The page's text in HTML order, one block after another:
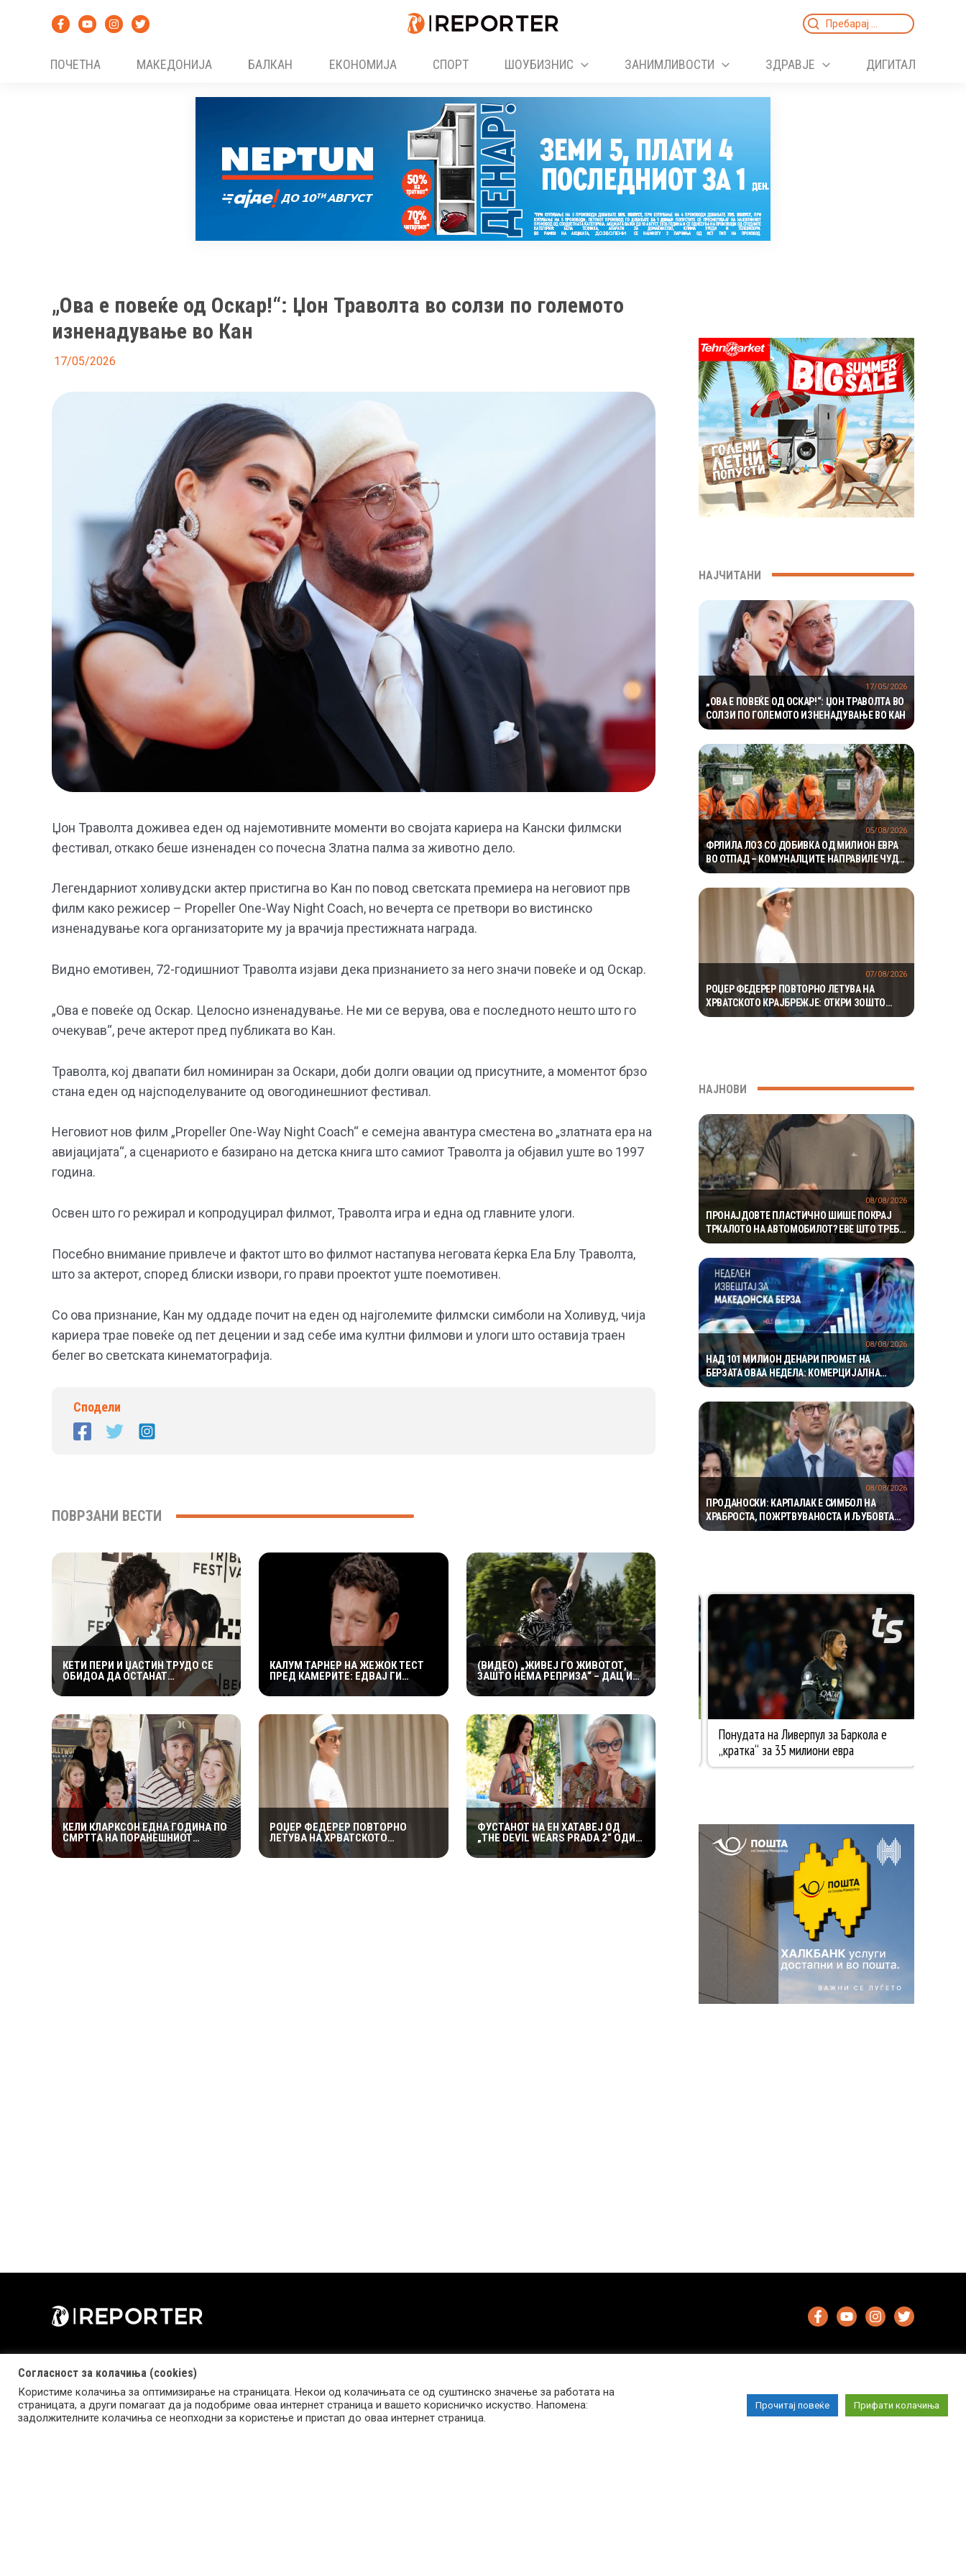
Search
ПОЧЕТНА
МАКЕДОНИЈА БАЛКАН ЕКОНОМИЈА СПОРТ ШОУБИЗНИС ЗАНИМЛИВОСТИ ЗДРАВЈЕ ДИГИТАЛ
„Ова е повеќе од Оскар!“: Џон Траволта во солзи по големото
изненадување во Кан
17/05/2026
Џон Траволта доживеа еден од најемотивните моменти во својата кариера на Кански филмски
фестивал, откако беше изненаден со почесна Златна палма за животно дело.
Легендарниот холивудски актер пристигна во Кан по повод светската премиера на неговиот прв
филм како режисер – Propeller One-Way Night Coach, но вечерта се претвори во вистинско
изненадување кога организаторите му ја врачија престижната награда.
Видно емотивен, 72-годишниот Траволта изјави дека признанието за него значи повеќе и од Оскар.
„Ова е повеќе од Оскар. Целосно изненадување. Не ми се верува, ова е последното нешто што го
очекував“, рече актерот пред публиката во Кан.
Траволта, кој двапати бил номиниран за Оскари, доби долги овации од присутните, а моментот брзо
стана еден од најсподелуваните од овогодинешниот фестивал.
Неговиот нов филм „Propeller One-Way Night Coach“ е семејна авантура сместена во „златната ера на
авијацијата“, а сценариото е базирано на детска книга што самиот Траволта ја објавил уште во 1997
година.
Освен што го режирал и копродуцирал филмот, Траволта игра и една од главните улоги.
Посебно внимание привлече и фактот што во филмот настапува неговата ќерка Ела Блу Траволта,
што за актерот, според блиски извори, го прави проектот уште поемотивен.
Со ова признание, Кан му оддаде почит на еден од најголемите филмски симболи на Холивуд, чија
кариера трае повеќе од пет децении и зад себе има култни филмови и улоги што оставија траен
белег во светската кинематографија.
Сподели
ПОВРЗАНИ ВЕСТИ
КЕТИ ПЕРИ И ЏАСТИН ТРУДО СЕ
ОБИДОА ДА ОСТАНАТ
НЕЗАБЕЛЕЖАНИ ВО КОТОР,
МЕШТАНИТЕ СО ДУХОВИТИ
ПРЕПОЗНАЛ“
КАЛУМ ТАРНЕР НА ЖЕЖОК ТЕСТ
ПРЕД КАМЕРИТЕ: ЕДВАЈ ГИ
ИЗДРЖА ЛУТИТЕ КРИЛЦА –
„УСТАТА МИ ГОРИ“
(ВИДЕО) „ЖИВЕЈ ГО ЖИВОТОТ,
ЗАШТО НЕМА РЕПРИЗА“ – ДАЦ И
АЛЕКСАНДАР СО МАРИЈАНА И
РОСАНА ЈА ПРЕТСТАВИЈА
КЕЛИ КЛАРКСОН ЕДНА ГОДИНА ПО
СМРТТА НА ПОРАНЕШНИОТ
СОПРУГ: ЦЕЛОСНО ИМ СЕ
ПОСВЕТИЛА НА ДЕЦАТА ВО
РОЏЕР ФЕДЕРЕР ПОВТОРНО
ЛЕТУВА НА ХРВАТСКОТО
КРАЈБРЕЖЈЕ: ОТКРИ ЗОШТО
СЕКОГАШ СЕ ВРАЌА НА МАЛИ
ФУСТАНОТ НА ЕН ХАТАВЕЈ ОД
„THE DEVIL WEARS PRADA 2“ ОДИ
НА АУКЦИЈА – И ТОА СО ДАМКИТЕ
ОД СНИМАЊЕТО
НАЈЧИТАНИ
„ОВА Е ПОВЕЌЕ ОД ОСКАР!“: ЏОН ТРАВОЛТА ВО
СОЛЗИ ПО ГОЛЕМОТО ИЗНЕНАДУВАЊЕ ВО КАН
17/05/2026
ФРЛИЛА ЛОЗ СО ДОБИВКА ОД МИЛИОН ЕВРА
ВО ОТПАД – КОМУНАЛЦИТЕ НАПРАВИЛЕ ЧУДО
ЗА ДА ГО ПРОНАЈДАТ
05/08/2026
РОЏЕР ФЕДЕРЕР ПОВТОРНО ЛЕТУВА НА
ХРВАТСКОТО КРАЈБРЕЖЈЕ: ОТКРИ ЗОШТО
СЕКОГАШ СЕ ВРАЌА НА МАЛИ ЛОШИЊ
07/08/2026
НАЈНОВИ
ПРОНАЈДОВТЕ ПЛАСТИЧНО ШИШЕ ПОКРАЈ
ТРКАЛОТО НА АВТОМОБИЛОТ? ЕВЕ ШТО ТРЕБА
ВЕДНАШ ДА НАПРАВИТЕ ЗА ДА ИЗБЕГНЕТЕ
НЕПРИЈАТНОСТ
08/08/2026
НАД 101 МИЛИОН ДЕНАРИ ПРОМЕТ НА
БЕРЗАТА ОВАА НЕДЕЛА: КОМЕРЦИЈАЛНА
БАНКА УБЕДЛИВО НАЈТРГУВАНА
08/08/2026
ПРОДАНОСКИ: КАРПАЛАК Е СИМБОЛ НА
ХРАБРОСТА, ПОЖРТВУВАНОСТА И ЉУБОВТА
КОН ТАТКОВИНАТА
08/08/2026
Copyright © 2026 Reporter.mk | Member of Clip Media Group Маркетинг Контакт Услови за користење
Согласност за колачиња (cookies)
Користиме колачиња за оптимизирање на страницата. Некои од колачињата се од суштинско значење за работата на
страницата, а други помагаат да ја подобриме оваа интернет страница и вашето корисничко искуство. Напомена:
задолжителните колачиња се неопходни за користење и пристап до оваа интернет страница.
Прочитај повеќе Прифати колачиња